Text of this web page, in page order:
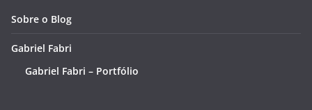
Sobre o Blog
Gabriel Fabri
Gabriel Fabri – Portfólio